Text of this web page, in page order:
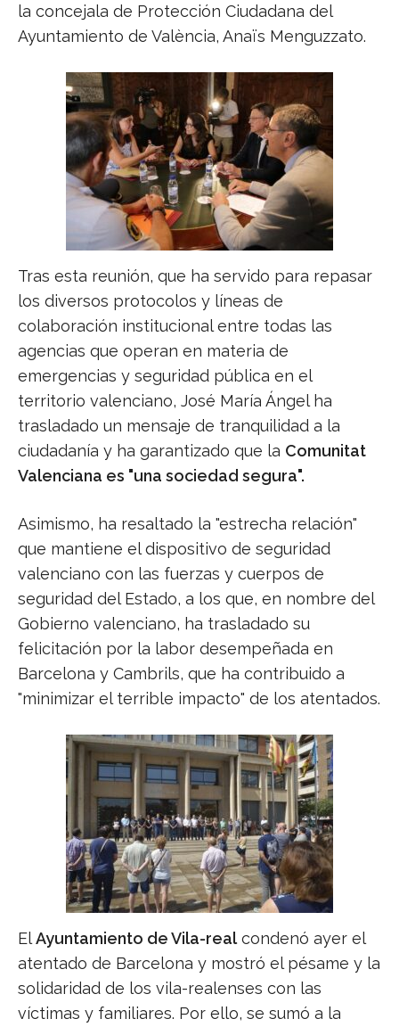
la concejala de Protección Ciudadana del
Ayuntamiento de València, Anaïs Menguzzato.
Tras esta reunión, que ha servido para repasar
los diversos protocolos y líneas de
colaboración institucional entre todas las
agencias que operan en materia de
emergencias y seguridad pública en el
territorio valenciano, José María Ángel ha
trasladado un mensaje de tranquilidad a la
ciudadanía y ha garantizado que la Comunitat
Valenciana es "una sociedad segura".
Asimismo, ha resaltado la "estrecha relación"
que mantiene el dispositivo de seguridad
valenciano con las fuerzas y cuerpos de
seguridad del Estado, a los que, en nombre del
Gobierno valenciano, ha trasladado su
felicitación por la labor desempeñada en
Barcelona y Cambrils, que ha contribuido a
"minimizar el terrible impacto" de los atentados.
ElAyuntamiento de Vila-realcondenó ayer el
atentado de Barcelona y mostró el pésame y la
solidaridad de los vila-realenses con las
víctimas y familiares. Por ello, se sumó a la